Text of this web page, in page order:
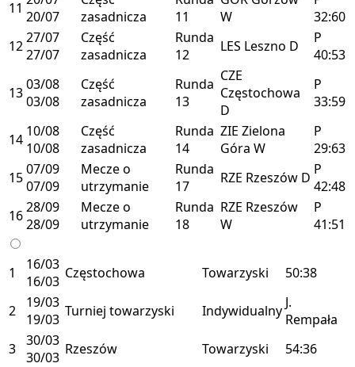
11 20/07
zasadnicza
11
W
32:60
1227/07
27/07
Część
zasadnicza
Runda
12
LES Leszno D
P
40:53
1303/08
03/08
Część
zasadnicza
Runda
13
CZE
Częstochowa
D
P
33:59
14 10/08
10/08
Część
zasadnicza
Runda
14
ZIE Zielona
Góra W
P
29:63
1507/09
07/09
Mecze o
utrzymanie
Runda
17
RZE Rzeszów D P
42:48
1628/09
28/09
Mecze o
utrzymanie
Runda
18
RZE Rzeszów
W
P
41:51
1
16/03
16/03 Częstochowa Towarzyski 50:38
2
19/03
19/03 Turniej towarzyski Indywidualny J.
Rempała
3 30/03
30/03 Rzeszów Towarzyski 54:36